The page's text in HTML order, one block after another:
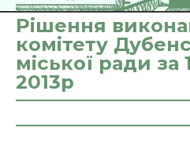
Рішення
комітету
міської ради за
2013р